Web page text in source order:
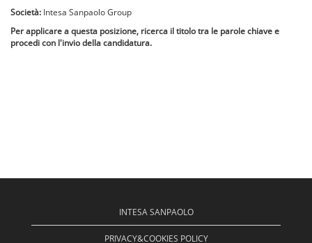
Società: Intesa Sanpaolo Group
Per applicare a questa posizione, ricerca il titolo tra le parole chiave e
procedi con l'invio della candidatura.
INTESA SANPAOLO
PRIVACY&COOKIES POLICY